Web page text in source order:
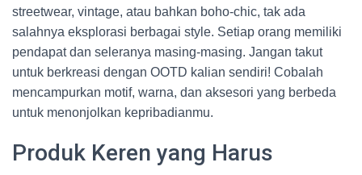
streetwear, vintage, atau bahkan boho-chic, tak ada
salahnya eksplorasi berbagai style. Setiap orang memiliki
pendapat dan seleranya masing-masing. Jangan takut
untuk berkreasi dengan OOTD kalian sendiri! Cobalah
mencampurkan motif, warna, dan aksesori yang berbeda
untuk menonjolkan kepribadianmu.
Produk Keren yang Harus